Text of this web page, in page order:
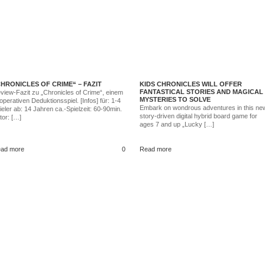
OF CRIME“ – FAZIT
Fazit zu „Chronicles of Crime“, einem
Deduktionsspiel. [Infos] für: 1-4
ab: 14 Jahren ca.-Spielzeit: 60-90min.
[…]
more 0
KIDS CHRONICLES WILL OFFER
FANTASTICAL STORIES AND MAGICAL
MYSTERIES TO SOLVE
Embark on wondrous adventures in this
story-driven digital hybrid board game for
ages 7 and up „Lucky […]
Read more